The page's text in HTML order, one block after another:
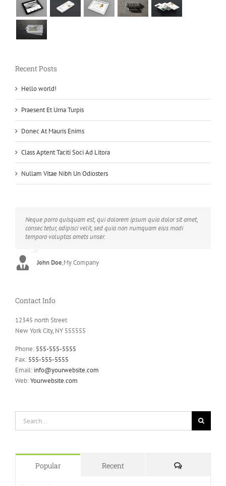
Popular Recent Comments
Recent Posts
Hello world!
Praesent Et Urna Turpis
Donec At Mauris Enims
Class Aptent Taciti Soci Ad Litora
Nullam Vitae Nibh Un Odiosters
Neque porro quisquam est, qui dolorem ipsum quia dolor sit amet,
consec tetur, adipisci velit, sed quia non numquam eius modi
tempora voluptas amets unser.
John Doe,My Company
Aliquam erat volutpat. Quisque at est id ligula facilisis laoreet eget
pulvinar nibh. Suspendisse at ultrices dui. Curabitur ac felis arcu
sadips ipsums fugiats nemis.
Luke Beck,Theme Fusion
Contact Info
12345 north Street
New York City, NY 555555
Phone: 555-555-5555
Fax: 555-555-5555
Email: info@yourwebsite.com
Web:Yourwebsite.com